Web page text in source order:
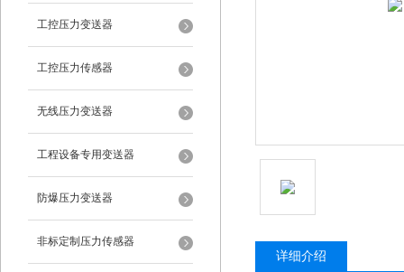
工控压力变送器
工控压力传感器
无线压力变送器
工程设备专用变送器
防爆压力变送器
非标定制压力传感器
详细介绍